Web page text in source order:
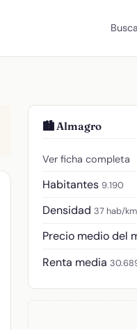
🏙️ Almagro
Ver ficha completa
Habitantes 9.190
Densidad 37 hab/
Precio medio del
Renta media